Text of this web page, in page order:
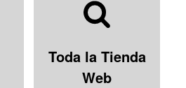
Toda la Tienda
Web